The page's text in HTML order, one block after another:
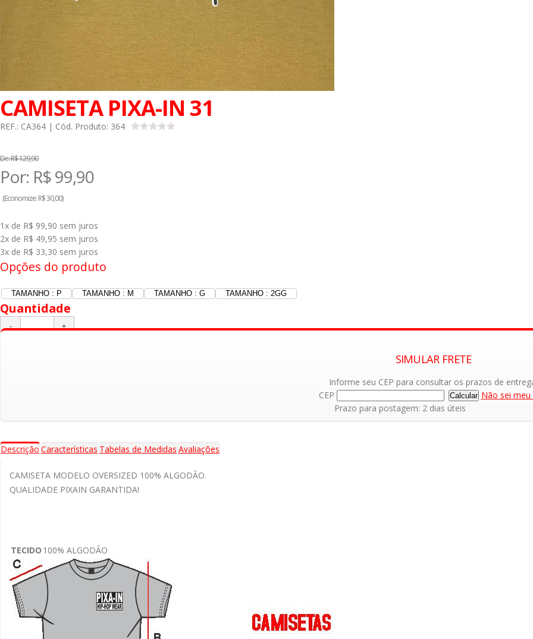
CAMISETA PIXA-IN 31
REF.: CA364 | Cód. Produto: 364
De:R$ 129,90
Por: R$99,90
(Economize:R$ 30,00)
1x de R$ 99,90 sem juros
2x de R$ 49,95 sem juros
3x de R$ 33,30 sem juros
Opções do produto
TAMANHO : P TAMANHO : M TAMANHO : G TAMANHO : 2GG
Quantidade
SIMULAR FRETE
Informe seu CEP para consultar os prazos de
CEP
Não sei meu
Prazo para postagem: 2 dias úteis
Descrição Características Tabelas de Medidas Avaliações
CAMISETA MODELO OVERSIZED 100% ALGODÃO.
QUALIDADE PIXAIN GARANTIDA!
TECIDO 100% ALGODÃO